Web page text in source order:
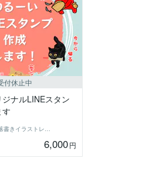
付休止中
ナルLINEスタン
ベアたん＠落書きイラストレーター
6,000円